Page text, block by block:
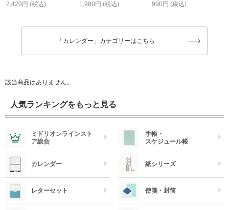
2,420円 (税込)
1,980円 (税込)
990円 (税込)
「カレンダー」カテゴリーはこちら
該当商品はありません。
人気ランキングをもっと見る
ミドリオンラインスト
ア総合
手帳・
スケジュール帳
カレンダー 紙シリーズ
レターセット 便箋・封筒